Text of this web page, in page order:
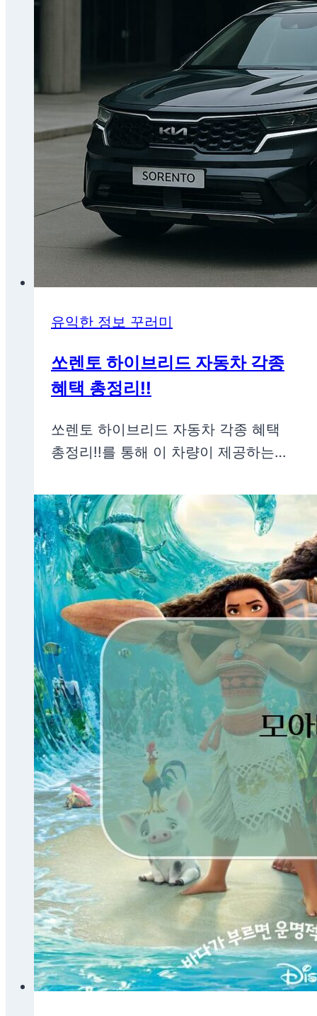
유익한 정보 꾸러미
쏘렌토 하이브리드 자동차 각종
혜택 총정리!!
쏘렌토 하이브리드 자동차 각종 혜택
총정리!!를 통해 이 차량이 제공하는…